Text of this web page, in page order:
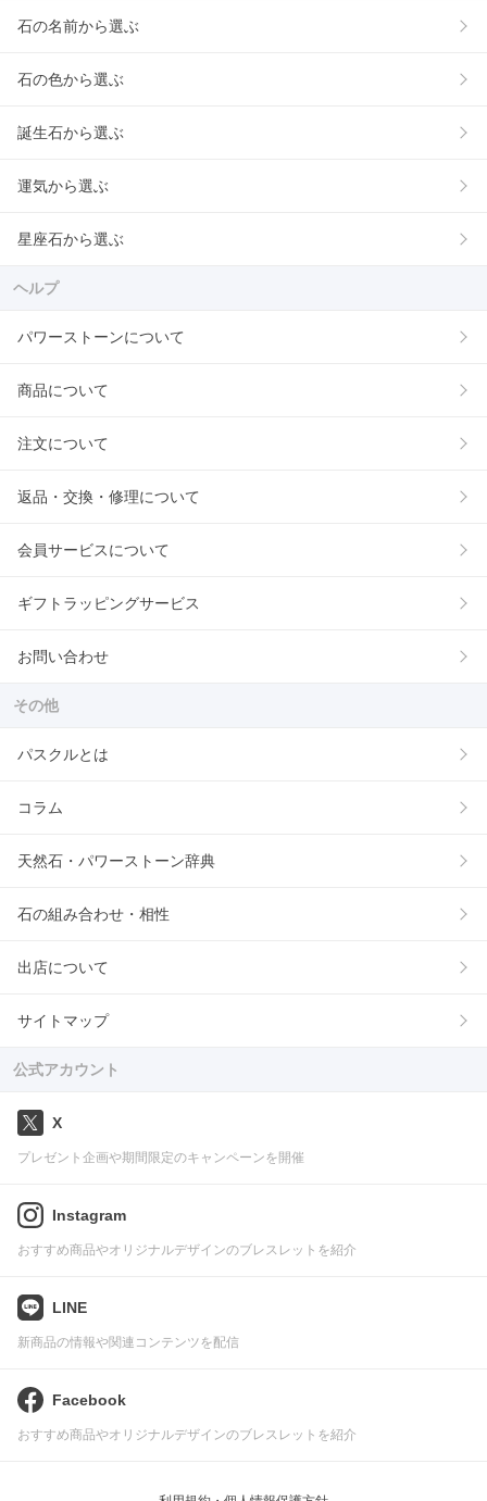
石の名前から選ぶ
石の色から選ぶ
誕生石から選ぶ
運気から選ぶ
星座石から選ぶ
ヘルプ
パワーストーンについて
商品について
注文について
返品・交換・修理について
会員サービスについて
ギフトラッピングサービス
お問い合わせ
その他
パスクルとは
コラム
天然石・パワーストーン辞典
石の組み合わせ・相性
出店について
サイトマップ
公式アカウント
X
プレゼント企画や期間限定のキャンペーンを開催
Instagram
おすすめ商品やオリジナルデザインのブレスレットを紹介
LINE
新商品の情報や関連コンテンツを配信
Facebook
おすすめ商品やオリジナルデザインのブレスレットを紹介